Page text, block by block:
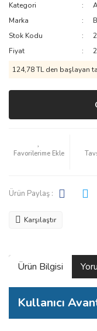
Kategori
Marka
Stok Kodu
Fiyat
124,78 TL den başlayan
Ürün Paylaş :
Karşılaştır
Ürün Bilgisi
Kullanıcı